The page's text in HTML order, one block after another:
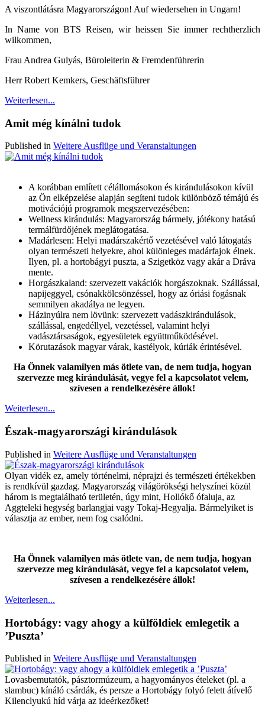
A viszontlátásra Magyarországon! Auf wiedersehen in Ungarn!
In Name von BTS Reisen, wir heissen Sie immer rechtherzlich
wilkommen,
Frau Andrea Gulyás, Büroleiterin & Fremdenführerin
Herr Robert Kemkers, Geschäftsführer
Weiterlesen...
Amit még kínálni tudok
Published in Weitere Ausflüge und Veranstaltungen
A korábban említett célállomásokon és kirándulásokon kívül
az Ön elképzelése alapján segíteni tudok különböző témájú és
motivációjú programok megszervezésében:
Wellness kirándulás: Magyarország bármely, jótékony hatású
termálfürdőjének meglátogatása.
Madárlesen: Helyi madárszakértő vezetésével való látogatás
olyan természeti helyekre, ahol különleges madárfajok élnek.
Ilyen, pl. a hortobágyi puszta, a Szigetköz vagy akár a Dráva
mente.
Horgászkaland: szervezett vakációk horgászoknak. Szállással,
napijeggyel, csónakkölcsönzéssel, hogy az óriási fogásnak
semmilyen akadálya ne legyen.
Házinyúlra nem lövünk: szervezett vadászkirándulások,
szállással, engedéllyel, vezetéssel, valamint helyi
vadásztársaságok, egyesületek együttműködésével.
Körutazások magyar várak, kastélyok, kúriák érintésével.
Ha Önnek valamilyen más ötlete van, de nem tudja, hogyan
szervezze meg kirándulását, vegye fel a kapcsolatot velem,
szívesen a rendelkezésére állok!
Weiterlesen...
Észak-magyarországi kirándulások
Published in Weitere Ausflüge und Veranstaltungen
Olyan vidék ez, amely történelmi, néprajzi és természeti értékekben
is rendkívül gazdag. Magyarország világörökségi helyszínei közül
három is megtalálható területén, úgy mint, Hollókő ófaluja, az
Aggteleki hegység barlangjai vagy Tokaj-Hegyalja. Bármelyiket is
választja az ember, nem fog csalódni.
Ha Önnek valamilyen más ötlete van, de nem tudja, hogyan
szervezze meg kirándulását, vegye fel a kapcsolatot velem,
szívesen a rendelkezésére állok!
Weiterlesen...
Hortobágy: vagy ahogy a külföldiek emlegetik a
’Puszta’
Published in Weitere Ausflüge und Veranstaltungen
Lovasbemutatók, pásztormúzeum, a hagyományos ételeket (pl. a
slambuc) kínáló csárdák, és persze a Hortobágy folyó felett átívelő
Kilenclyukú híd várja az ideérkezőket!